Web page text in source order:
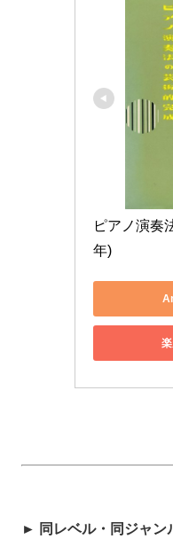
ピアノ演奏
年)
► 同レベル・同ジャン